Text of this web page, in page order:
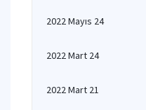
2022 Mayıs 24
2022 Mart 24
2022 Mart 21